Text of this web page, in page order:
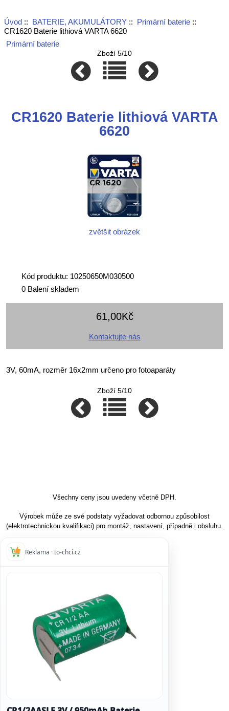
Úvod:: BATERIE, AKUMULÁTORY:: Primární baterie::
CR1620 Baterie lithiová VARTA 6620
Primární baterie
Zboží 5/10
CR1620 Baterie lithiová VARTA
6620
zvětšit obrázek
Kód produktu: 10250650M030500
0 Balení skladem
61,00Kč
Kontaktujte nás
3V, 60mA, rozměr 16x2mm určeno pro fotoaparáty
Zboží 5/10
Všechny ceny jsou uvedeny včetně DPH.
Výrobek může ze své podstaty vyžadovat odbornou způsobilost
(elektrotechnickou kvalifikaci) pro montáž, nastavení, případně i obsluhu.
Reklama · to-chci.cz